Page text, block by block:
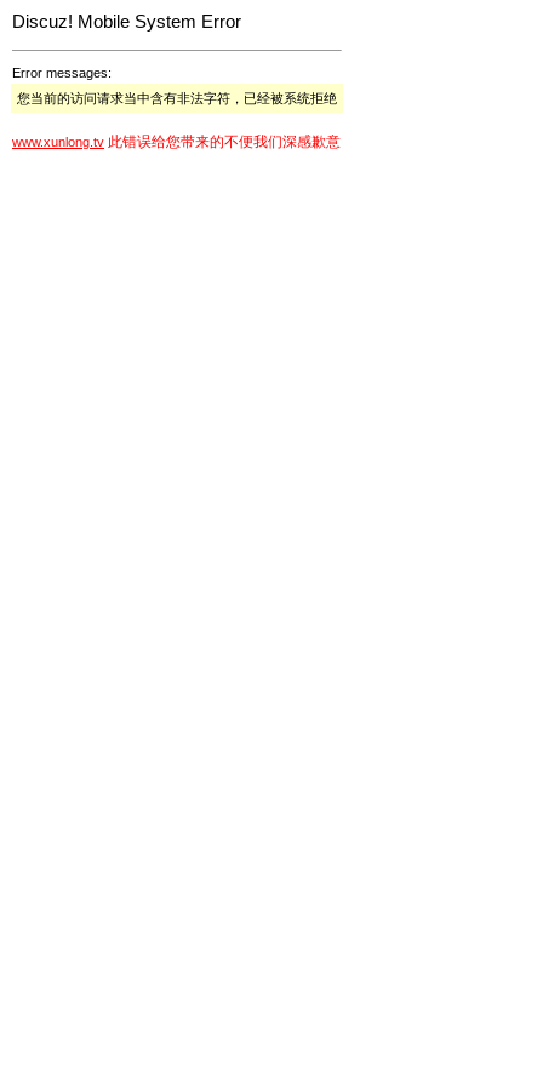
Discuz! Mobile System Error
Error messages:
您当前的访问请求当中含有非法字符，已经被系统拒绝
www.xunlong.tv 此错误给您带来的不便我们深感歉意